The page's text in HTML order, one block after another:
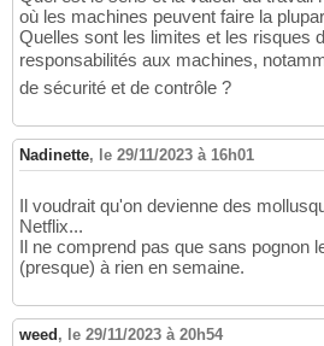
où les machines peuvent faire la
Quelles sont les limites et les risques
responsabilités aux machines,
de sécurité et de contrôle ?
Nadinette, le 29/11/2023 à 16h01
Il voudrait qu'on devienne des
Netflix...
Il ne comprend pas que sans pognon
(presque) à rien en semaine.
weed , le 29/11/2023 à 20h54